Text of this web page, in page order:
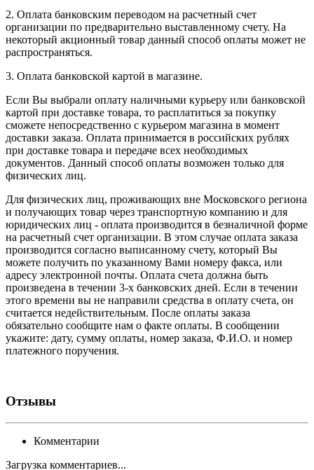
2. Оплата банковским переводом на расчетный счет
организации по предварительно выставленному счету. На
некоторый акционный товар данный способ оплаты может не
распространяться.
3. Оплата банковской картой в магазине.
Если Вы выбрали оплату наличными курьеру или банковской
картой при доставке товара, то расплатиться за покупку
сможете непосредственно с курьером магазина в момент
доставки заказа. Оплата принимается в российских рублях
при доставке товара и передаче всех необходимых
документов. Данный способ оплаты возможен только для
физических лиц.
Для физических лиц, проживающих вне Московского региона
и получающих товар через транспортную компанию и для
юридических лиц - оплата производится в безналичной форме
на расчетный счет организации. В этом случае оплата заказа
производится согласно выписанному счету, который Вы
можете получить по указанному Вами номеру факса, или
адресу электронной почты. Оплата счета должна быть
произведена в течении 3-х банковских дней. Если в течении
этого времени вы не направили средства в оплату счета, он
считается недействительным. После оплаты заказа
обязательно сообщите нам о факте оплаты. В сообщении
укажите: дату, сумму оплаты, номер заказа, Ф.И.О. и номер
платежного поручения.
Отзывы
Комментарии
Загрузка комментариев...